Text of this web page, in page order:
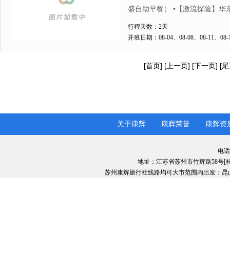
盛自助早餐） •【激流探险】华
春桃源•网红云梯•九霄碧云洞•
当地特色鱼头宴
行程天数：2天
开班日期：08-04、08-08、08-11、
[首页] [上一页] [下一页] [
关于康辉 康辉荣誉 康辉资
电
地址：江苏省苏州市竹辉路58号[
苏州康辉旅行社线路均可大市范围内出发：